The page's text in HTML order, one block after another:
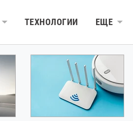
ТЕХНОЛОГИИ ЕЩЕ